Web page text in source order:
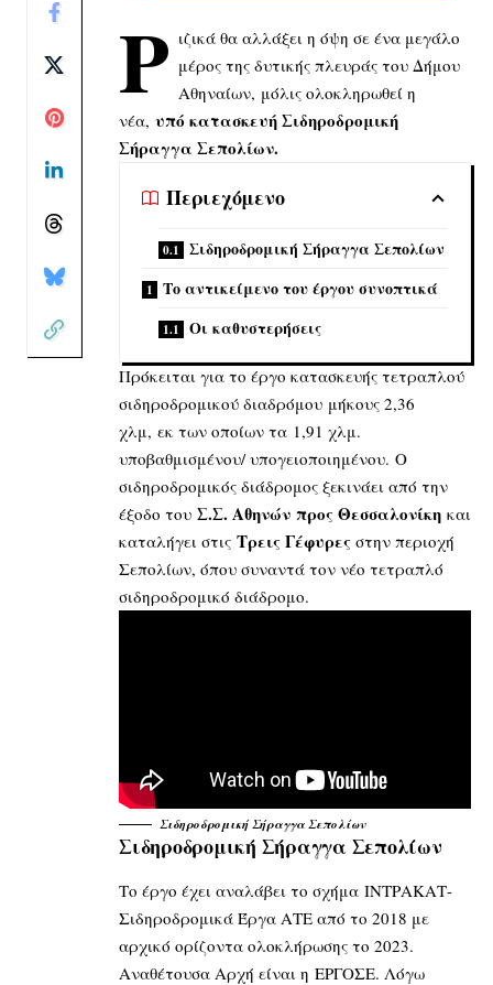
Ρ ιζικά θα αλλάξει η όψη σε ένα μεγάλο
μέρος της δυτικής πλευράς του Δήμου
Αθηναίων, μόλις ολοκληρωθεί η
νέα, υπό κατασκευή Σιδηροδρομική
Σήραγγα Σεπολίων.
Περιεχόμενο
Σιδηροδρομική Σήραγγα Σεπολίων
Το αντικείμενο του έργου συνοπτικά
Οι καθυστερήσεις
Πρόκειται για το έργο κατασκευής τετραπλού
σιδηροδρομικού διαδρόμου μήκους 2,36
χλμ, εκ των οποίων τα 1,91 χλμ.
υποβαθμισμένου/ υπογειοποιημένου. Ο
σιδηροδρομικός διάδρομος ξεκινάει από την
έξοδο του Σ.Σ. Αθηνών προς Θεσσαλονίκη και
καταλήγει στις Τρεις Γέφυρες στην περιοχή
Σεπολίων, όπου συναντά τον νέο τετραπλό
σιδηροδρομικό διάδρομο.
Σιδηροδρομική Σήραγγα Σεπολίων
Σιδηροδρομική Σήραγγα Σεπολίων
Το έργο έχει αναλάβει το σχήμα ΙΝΤΡΑΚΑΤ-
Σιδηροδρομικά Έργα ΑΤΕ από το 2018 με
αρχικό ορίζοντα ολοκλήρωσης το 2023.
Αναθέτουσα Αρχή είναι η ΕΡΓΟΣΕ. Λόγω